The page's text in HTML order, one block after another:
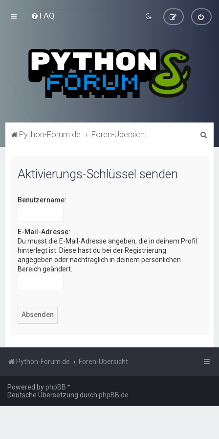
FAQ
Python-Forum.de Foren-Übersicht
Aktivierungs-Schlüssel senden
Benutzername:
E-Mail-Adresse:
Du musst die E-Mail-Adresse angeben, die in deinem Profil
hinterlegt ist. Diese hast du bei der Registrierung
angegeben oder nachträglich in deinem persönlichen
Bereich geändert.
Python-Forum.de Foren-Übersicht
Powered byphpBB™
Deutsche Übersetzung durch phpBB.de